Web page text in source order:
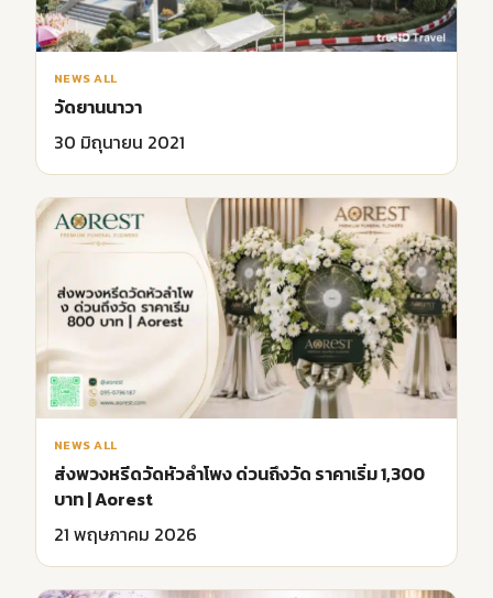
NEWS ALL
วัดยานนาวา
30 มิถุนายน 2021
NEWS ALL
ส่งพวงหรีดวัดหัวลำโพง ด่วนถึงวัด ราคาเริ่ม 1,300
บาท | Aorest
21 พฤษภาคม 2026